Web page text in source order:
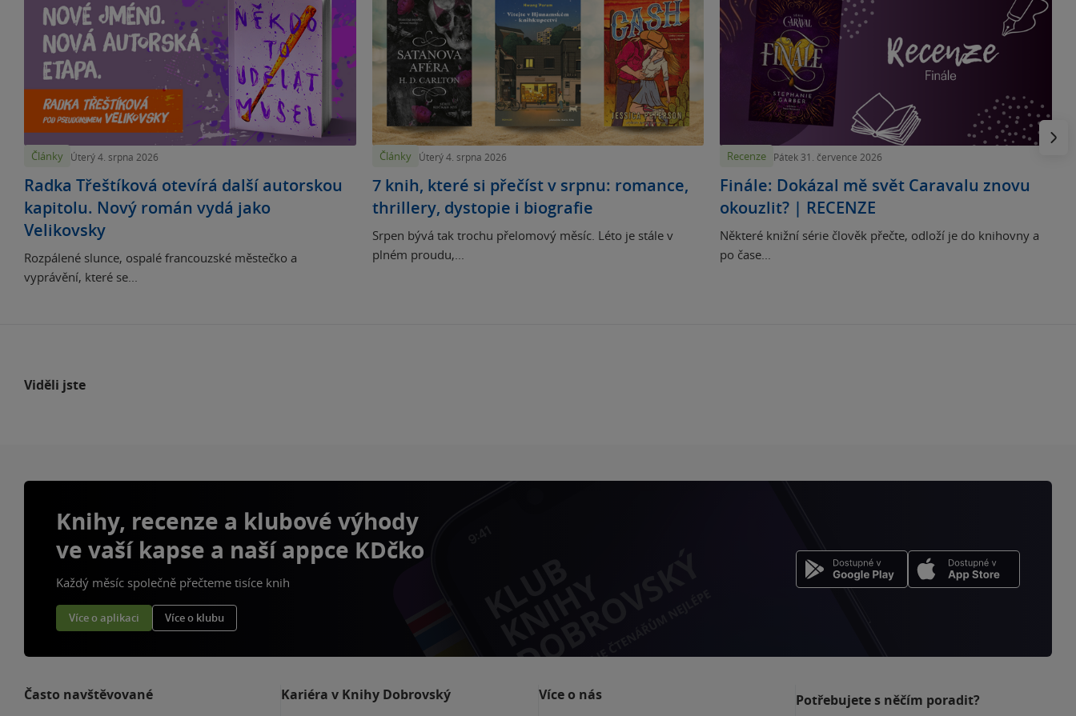
Články Úterý 4. srpna 2026
Radka Třeštíková otevírá další autorskou
kapitolu. Nový román vydá jako
Velikovsky
Rozpálené slunce, ospalé francouzské městečko a
vyprávění, které se...
Články Úterý 4. srpna 2026
7 knih, které si přečíst v srpnu: romance,
thrillery, dystopie i biografie
Srpen bývá tak trochu přelomový měsíc. Léto je stále v
plném proudu,...
Recenze Pátek 31. července 2026
Finále: Dokázal mě svět Caravalu znovu
okouzlit? | RECENZE
Některé knižní série člověk přečte, odloží je do knihovny a
po čase...
Viděli jste
Knihy, recenze a klubové výhody
ve vaší kapse a naší appce KDčko
Každý měsíc společně přečteme tisíce knih
Více o aplikaci Více o klubu
Často navštěvované Kariéra v Knihy Dobrovský Více o nás Potřebujete s něčím poradit?